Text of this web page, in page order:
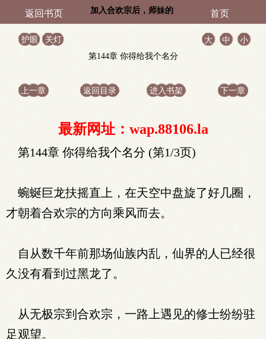
返回书页 加入合欢宗后，师妹的 首页
护眼 关灯 大 中
小
第144章 你得给我个名分
上一章 返回目录 进入书架 下一章
最新网址：wap.88106.la
第144章 你得给我个名分 (第1/3页)
蜿蜒巨龙扶摇直上，在天空中盘旋了好几圈，
才朝着合欢宗的方向乘风而去。
自从数千年前那场仙族内乱，仙界的人已经很
久没有看到过黑龙了。
从无极宗到合欢宗，一路上遇见的修士纷纷驻
足观望。